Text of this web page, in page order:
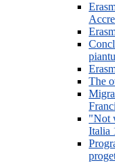
The
"Not
Italia